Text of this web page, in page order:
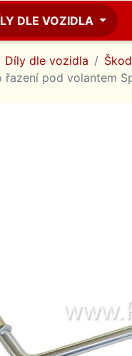
DLE VOZIDLA
Díly dle vozidla
řazení pod volantem